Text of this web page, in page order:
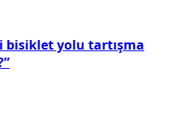
bisiklet yolu tartışma